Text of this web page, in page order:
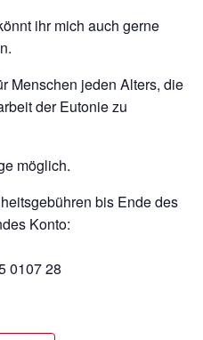
ihr mich auch gerne
Menschen jeden Alters, die
der Eutonie zu
möglich.
bis Ende des
Konto:
0107 28